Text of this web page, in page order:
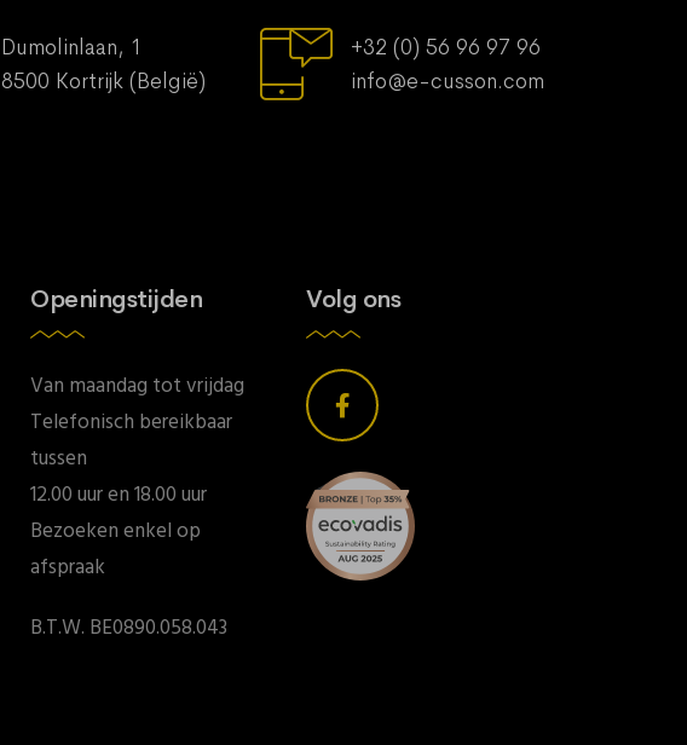
Dumolinlaan, 1
8500 Kortrijk (België)
+32 (0) 56 96 97 96
info@e-cusson.com
Openingstijden
Van maandag tot vrijdag
Telefonisch bereikbaar
tussen
12.00 uur en 18.00 uur
Bezoeken enkel op
afspraak
B.T.W. BE0890.058.043
Volg ons